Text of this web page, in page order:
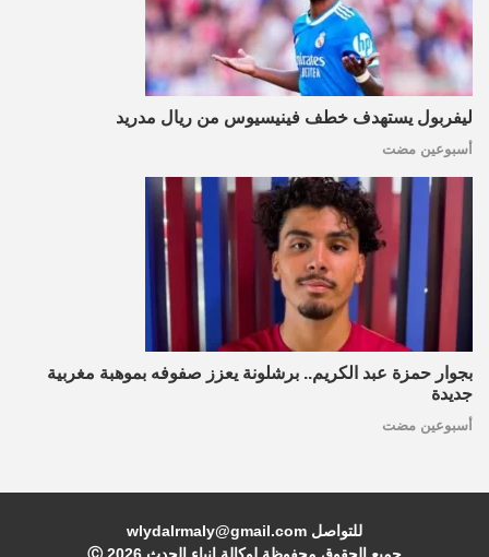
ليفربول يستهدف خطف فينيسيوس من ريال مدريد
أسبوعين مضت
بجوار حمزة عبد الكريم.. برشلونة يعزز صفوفه بموهبة مغربية
جديدة
أسبوعين مضت
للتواصل wlydalrmaly@gmail.com